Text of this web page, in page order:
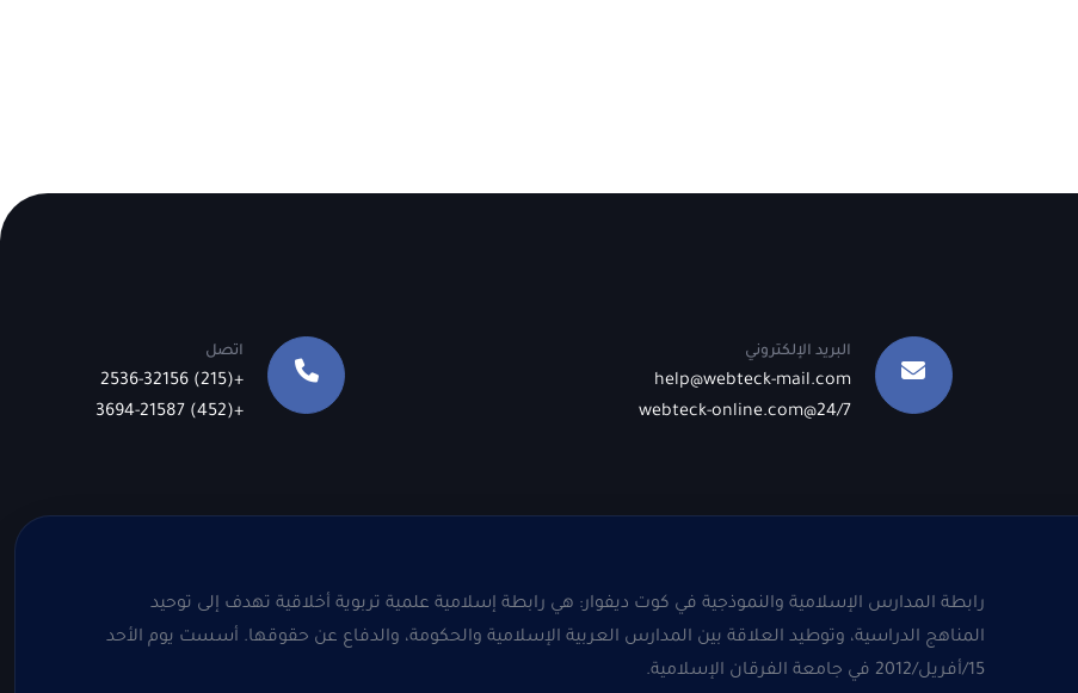
البريد الإلكتروني
help@webteck-mail.com
24/7@webteck-online.com
اتصل
+(215) 2536-32156
+(452) 3694-21587
رابطة المدارس الإسلامية والنموذجية في كوت ديفوار: هي رابطة إسلامية علمية تربوية أخلاقية تهدف إلى توحيد
المناهج الدراسية، وتوطيد العلاقة بين المدارس العربية الإسلامية والحكومة، والدفاع عن حقوقها. أسست يوم الأحد
15/أفريل/2012 في جامعة الفرقان الإسلامية.